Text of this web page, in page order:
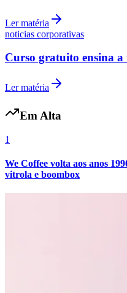
Ler matéria
noticias corporativas
Curso gratuito ensina a
Ler matéria
Em Alta
1
We Coffee volta aos anos
vitrola e boombox